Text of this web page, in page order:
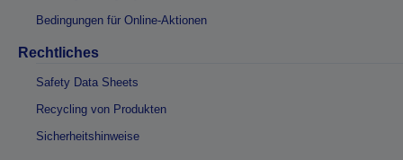
Bedingungen für Online-Aktionen
Rechtliches
Safety Data Sheets
Recycling von Produkten
Sicherheitshinweise